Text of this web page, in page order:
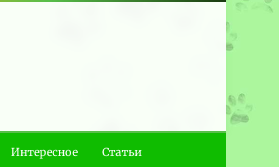
Интересное Статьи